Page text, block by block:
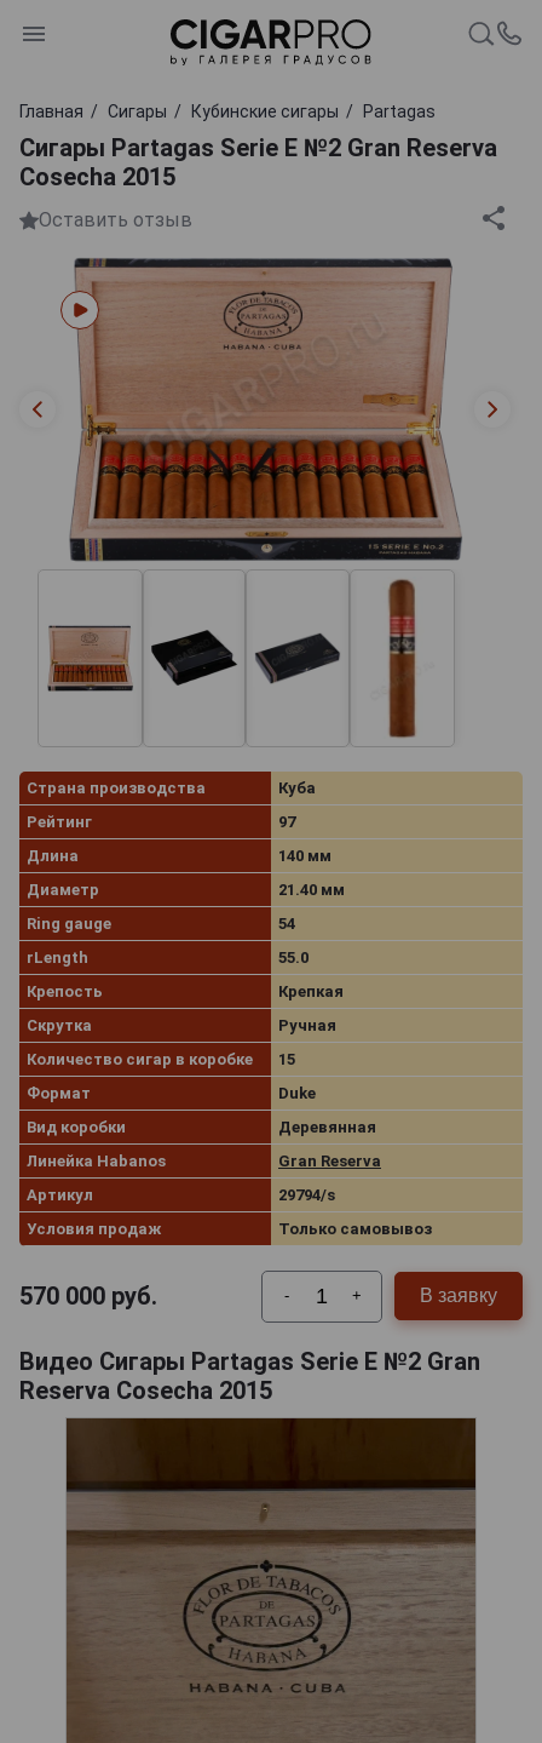
Главная Сигары Кубинские сигары Partagas
Сигары Partagas Serie E №2 Gran Reserva
Cosecha 2015
Оставить отзыв
Страна производства
Куба
Рейтинг
97
Длина
140 мм
Диаметр
21.40 мм
Ring gauge
54
rLength
55.0
Крепость
Крепкая
Скрутка
Ручная
Количество сигар в коробке
15
Формат
Duke
Вид коробки
Деревянная
Линейка Habanos
Gran Reserva
Артикул
29794/s
Условия продаж
Только самовывоз
570 000 руб. - + В заявку
Видео Сигары Partagas Serie E №2 Gran
Reserva Cosecha 2015